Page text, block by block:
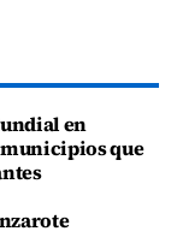
en
municipios que